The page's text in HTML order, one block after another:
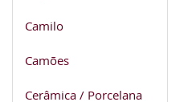
Camilo
Camões
Cerâmica / Porcelana